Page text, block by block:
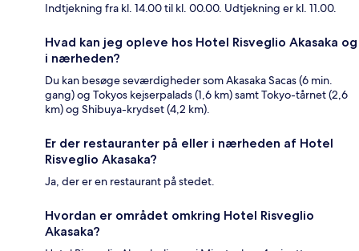
Indtjekning fra kl. 14.00 til kl. 00.00. Udtjekning er kl. 11.00.
Hvad kan jeg opleve hos Hotel Risveglio Akasaka og
i nærheden?
Du kan besøge seværdigheder som Akasaka Sacas (6 min.
gang) og Tokyos kejserpalads (1,6 km) samt Tokyo-tårnet (2,6
km) og Shibuya-krydset (4,2 km).
Er der restauranter på eller i nærheden af Hotel
Risveglio Akasaka?
Ja, der er en restaurant på stedet.
Hvordan er området omkring Hotel Risveglio
Akasaka?